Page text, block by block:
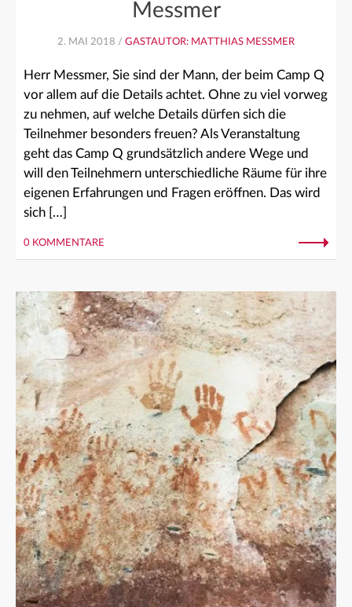
Messmer
2. MAI 2018 / GASTAUTOR: MATTHIAS MESSMER
Herr Messmer, Sie sind der Mann, der beim Camp Q
vor allem auf die Details achtet. Ohne zu viel vorweg
zu nehmen, auf welche Details dürfen sich die
Teilnehmer besonders freuen? Als Veranstaltung
geht das Camp Q grundsätzlich andere Wege und
will den Teilnehmern unterschiedliche Räume für ihre
eigenen Erfahrungen und Fragen eröffnen. Das wird
sich […]
0 KOMMENTARE